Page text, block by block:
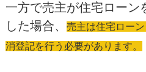
一方で売主が住宅ローン
した場合、
売主は住宅ロー
消登記を行う必要があります。